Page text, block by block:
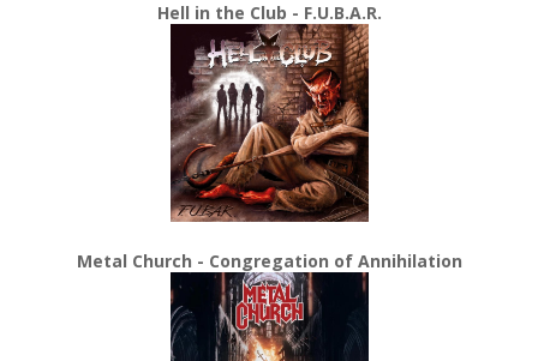
Hell in the Club - F.U.B.A.R.
Metal Church - Congregation of Annihilation